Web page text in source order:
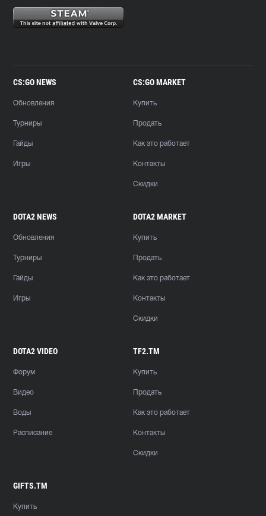
CS:GO NEWS
Обновления
Турниры
Гайды
Игры
CS:GO MARKET
Купить
Продать
Как это работает
Контакты
Скидки
DOTA2 NEWS
Обновления
Турниры
Гайды
Игры
DOTA2 MARKET
Купить
Продать
Как это работает
Контакты
Скидки
DOTA2 VIDEO
Форум
Видео
Воды
Расписание
TF2.TM
Купить
Продать
Как это работает
Контакты
Скидки
GIFTS.TM
Купить